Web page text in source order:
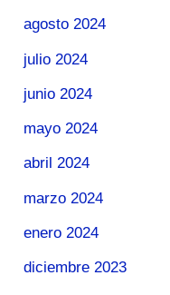
agosto 2024
julio 2024
junio 2024
mayo 2024
abril 2024
marzo 2024
enero 2024
diciembre 2023